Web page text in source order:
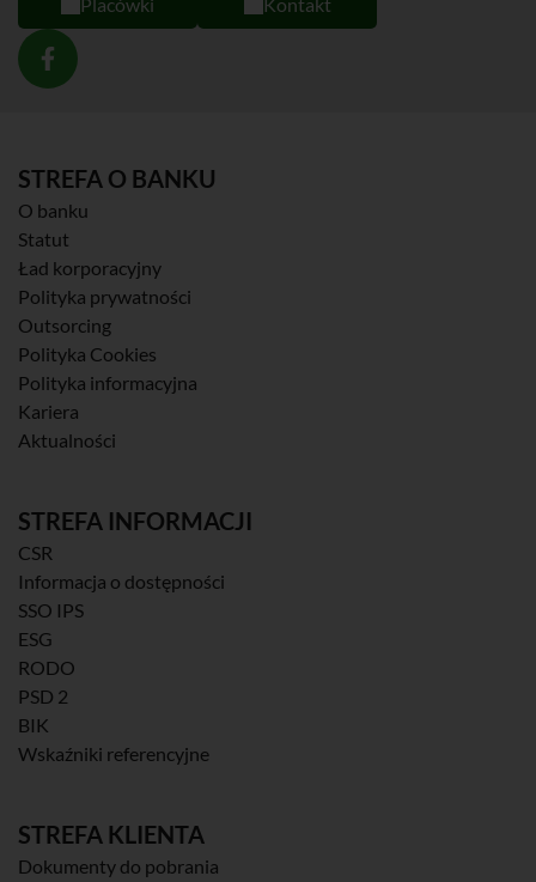
Placówki Kontakt
STREFA O BANKU
O banku
Statut
Ład korporacyjny
Polityka prywatności
Outsorcing
Polityka Cookies
Polityka informacyjna
Kariera
Aktualności
STREFA INFORMACJI
CSR
Informacja o dostępności
SSO IPS
ESG
RODO
PSD 2
BIK
Wskaźniki referencyjne
STREFA KLIENTA
Dokumenty do pobrania